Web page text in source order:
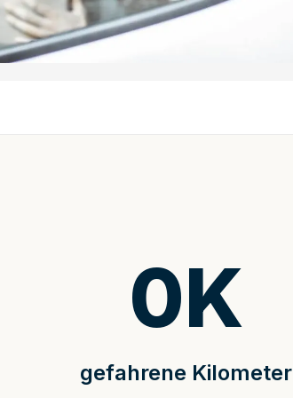
gefahrene Kilometer
0K